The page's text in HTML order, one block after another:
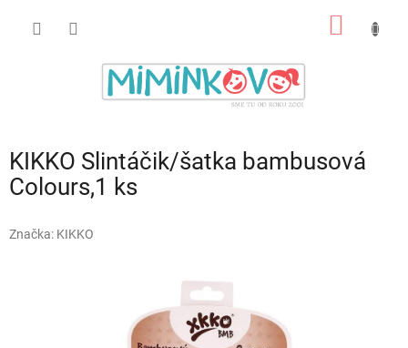
KIKKO Slintáčik/šatka bambusová
Colours,1 ks
Značka: KIKKO